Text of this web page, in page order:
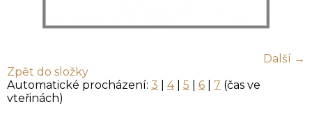
Další →
Zpět do složky
Automatické procházení: 3 4| 5 6 7 (čas ve
vteřinách)